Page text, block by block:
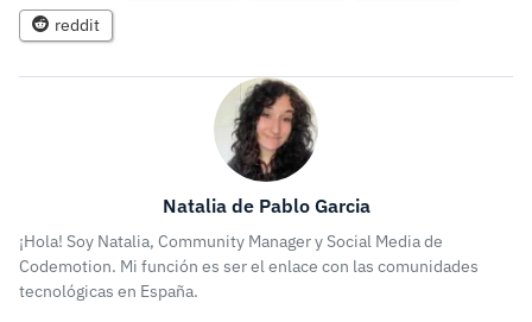
reddit
Natalia de Pablo Garcia
¡Hola! Soy Natalia, Community Manager y Social Media de
Codemotion. Mi función es ser el enlace con las comunidades
tecnológicas en España.